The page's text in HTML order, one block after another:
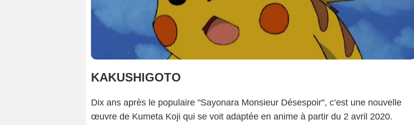
KAKUSHIGOTO
Dix ans après le populaire "Sayonara Monsieur Désespoir", c’est une nouvelle
œuvre de Kumeta Koji qui se voit adaptée en anime à partir du 2 avril 2020.